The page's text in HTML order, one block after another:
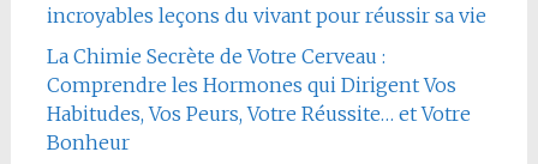
incroyables leçons du vivant pour réussir sa vie
La Chimie Secrète de Votre Cerveau :
Comprendre les Hormones qui Dirigent Vos
Habitudes, Vos Peurs, Votre Réussite… et Votre
Bonheur